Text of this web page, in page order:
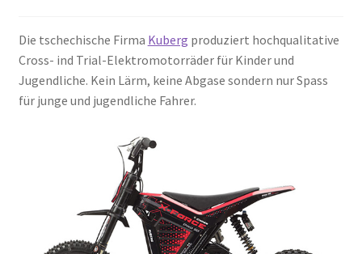
Die tschechische Firma Kuberg produziert hochqualitative
Cross- ind Trial-Elektromotorräder für Kinder und
Jugendliche. Kein Lärm, keine Abgase sondern nur Spass
für junge und jugendliche Fahrer.